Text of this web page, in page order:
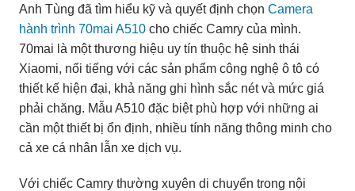
Anh Tùng đã tìm hiểu kỹ và quyết định chọn Camera
hành trình 70mai A510 cho chiếc Camry của mình.
70mai là một thương hiệu uy tín thuộc hệ sinh thái
Xiaomi, nổi tiếng với các sản phẩm công nghệ ô tô có
thiết kế hiện đại, khả năng ghi hình sắc nét và mức giá
phải chăng. Mẫu A510 đặc biệt phù hợp với những ai
cần một thiết bị ổn định, nhiều tính năng thông minh cho
cả xe cá nhân lẫn xe dịch vụ.
Với chiếc Camry thường xuyên di chuyển trong nội